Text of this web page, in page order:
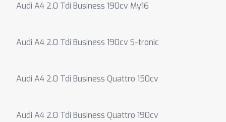
Audi A4 2.0 Tdi Business 190cv My16
Audi A4 2.0 Tdi Business 190cv S-tronic
Audi A4 2.0 Tdi Business Quattro 150cv
Audi A4 2.0 Tdi Business Quattro 190cv